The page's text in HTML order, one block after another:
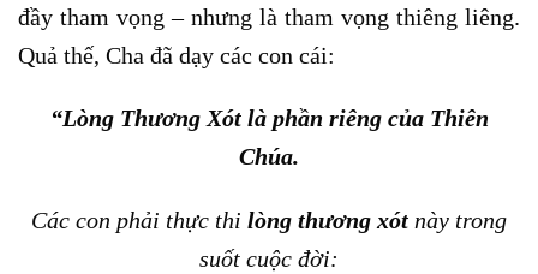
đầy tham vọng – nhưng là tham vọng thiêng liêng.
Quả thế, Cha đã dạy các con cái:
“Lòng Thương Xót là phần riêng của Thiên
Chúa.
Các con phải thực thi lòng thương xót này trong
suốt cuộc đời: